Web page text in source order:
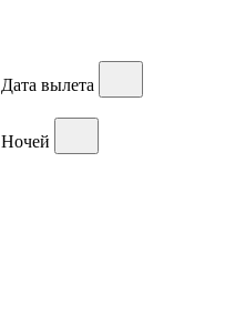
Дата вылета
Ночей